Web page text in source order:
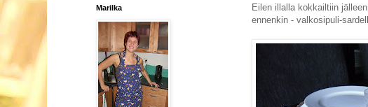
Eilen illalla kokkailtiin
ennenkin - valkosipuli-
Marilka